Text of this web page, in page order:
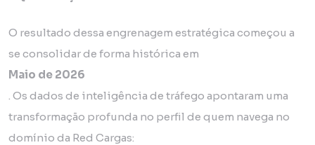
O resultado dessa engrenagem estratégica começou a
se consolidar de forma histórica em
Maio de 2026
. Os dados de inteligência de tráfego apontaram uma
transformação profunda no perfil de quem navega no
domínio da Red Cargas: